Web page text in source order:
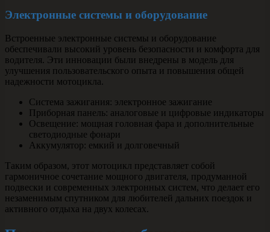
Электронные системы и оборудование
Встроенные электронные системы и оборудование
обеспечивали высокий уровень безопасности и комфорта для
водителя. Эти инновации были внедрены в модель для
улучшения пользовательского опыта и повышения общей
надежности мотоцикла.
Система зажигания: электронное зажигание
Приборная панель: аналоговые и цифровые индикаторы
Освещение: мощная головная фара и дополнительные
светодиодные фонари
Аккумулятор: емкий и долговечный
Таким образом, этот мотоцикл представляет собой
гармоничное сочетание мощного двигателя, продуманной
подвески и современных электронных систем, что делает его
незаменимым спутником для любителей дальних поездок и
активного отдыха на двух колесах.